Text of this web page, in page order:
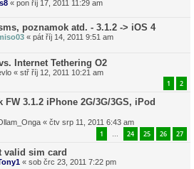
« pon říj 17, 2011 11:29 am
poznamok atd. - 3.1.2 -> iOS 4
« pát říj 14, 2011 9:51 am
Internet Tethering O2
« stř říj 12, 2011 10:21 am
1 2
FW 3.1.2 iPhone 2G/3G/3GS, iPod
« čtv srp 11, 2011 6:43 am
1 … 24 25 26 27
valid sim card
« sob črc 23, 2011 7:22 pm